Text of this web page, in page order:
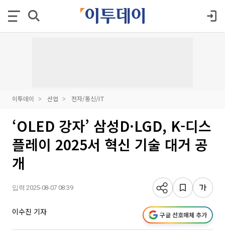
이투데이 산업 전자/통신/IT
‘OLED 강자’ 삼성D·LGD, K-디스
플레이 2025서 혁신 기술 대거 공
개
입력 2025-08-07 08:39
이수진 기자 구글 선호매체 추가